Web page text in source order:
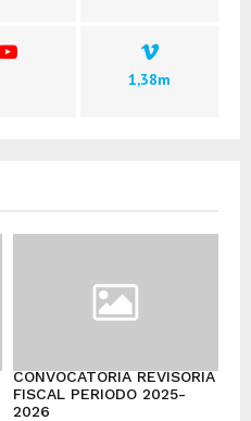
1,38m
CONVOCATORIA REVISORÍA
FISCAL PERIODO 2025-
2026